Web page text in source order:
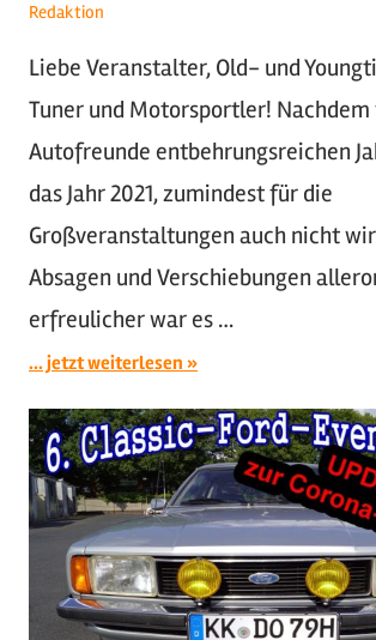
Redaktion
Liebe Veranstalter, Old- und
Tuner und Motorsportler!
Autofreunde entbehrungsreichen
das Jahr 2021, zumindest für die
Großveranstaltungen auch nicht
Absagen und Verschiebungen
erfreulicher war es …
... jetzt weiterlesen